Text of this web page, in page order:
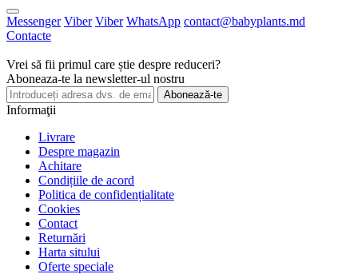
Messenger Viber Viber WhatsApp contact@babyplants.md
Contacte
Vrei să fii primul care știe despre reduceri?
Aboneaza-te la newsletter-ul nostru
Abonează-te
Informaţii
Livrare
Despre magazin
Achitare
Condițiile de acord
Politica de confidențialitate
Cookies
Contact
Returnări
Harta sitului
Oferte speciale